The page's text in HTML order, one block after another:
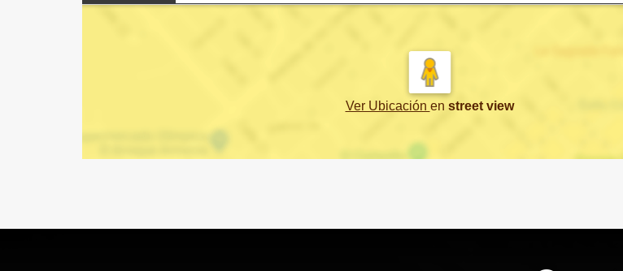
Ver Ubicación en street view